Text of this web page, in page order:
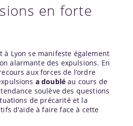
en forte
à Lyon se manifeste également
alarmante des expulsions. En
aux forces de l’ordre
a doublé au cours de
soulève des questions
de précarité et la
d'aide à faire face à cette